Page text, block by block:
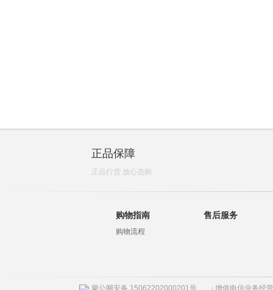
正品保障
正品行货 放心选购
购物指南
购物流程
售后服务